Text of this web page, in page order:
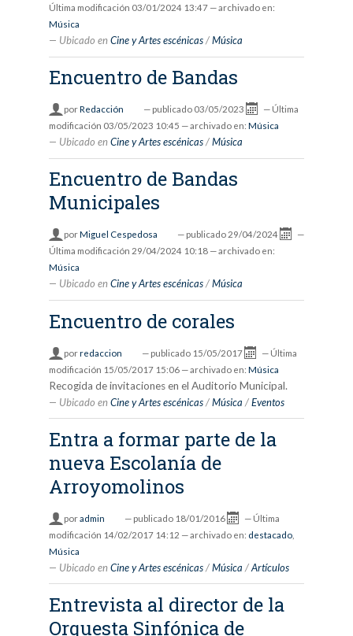
Última modificación 03/01/2024 13:47 — archivado en:
Música
Ubicado en Cine y Artes escénicas /Música
Encuentro de Bandas
porRedacción — publicado 03/05/2023 — Última
modificación 03/05/2023 10:45 — archivado en: Música
Ubicado en Cine y Artes escénicas /Música
Encuentro de Bandas
Municipales
porMiguel Cespedosa — publicado 29/04/2024
—
Última modificación 29/04/2024 10:18 — archivado en:
Música
Ubicado en Cine y Artes escénicas /Música
Encuentro de corales
porredaccion — publicado 15/05/2017 — Última
modificación 15/05/2017 15:06 — archivado en: Música
Recogida de invitaciones en el Auditorio Municipal.
Ubicado en Cine y Artes escénicas /Música /Eventos
Entra a formar parte de la
nueva Escolanía de
Arroyomolinos
poradmin — publicado 18/01/2016 — Última
modificación 14/02/2017 14:12 — archivado en: destacado,
Música
Ubicado en Cine y Artes escénicas /Música /Artículos
Entrevista al director de la
Orquesta Sinfónica de